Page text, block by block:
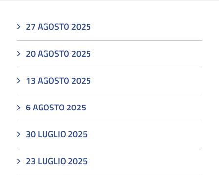
27 AGOSTO 2025
20 AGOSTO 2025
13 AGOSTO 2025
6 AGOSTO 2025
30 LUGLIO 2025
23 LUGLIO 2025